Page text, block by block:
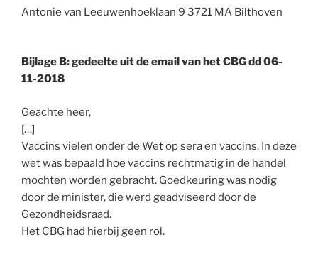
Antonie van Leeuwenhoeklaan 9 3721 MA Bilthoven
Bijlage B: gedeelte uit de email van het CBG dd 06-
11-2018
Geachte heer,
[…]
Vaccins vielen onder de Wet op sera en vaccins. In deze
wet was bepaald hoe vaccins rechtmatig in de handel
mochten worden gebracht. Goedkeuring was nodig
door de minister, die werd geadviseerd door de
Gezondheidsraad.
Het CBG had hierbij geen rol.